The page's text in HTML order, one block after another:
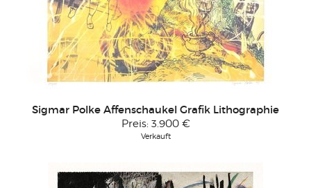
Sigmar Polke Affenschaukel Grafik Lithographie
Preis: 3.900 €
Verkauft